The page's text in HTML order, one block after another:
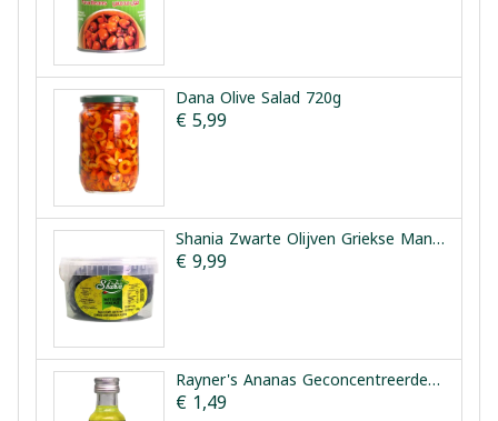
Dana Olive Salad 720g
€ 5,99
Shania Zwarte Olijven Griekse Manier 1.5kg
€ 9,99
Rayner's Ananas Geconcentreerde Smaakessentie 25ml
€ 1,49